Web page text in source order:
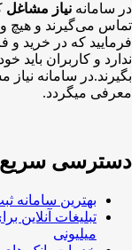
در سامانه نیاز مشاغل
تماس می‌گیرند و هیچ
فرمایید که در خرید
ندارد و کاربران باید
بگیرند.در سامانه
معرفی میگردد.
دسترسی سریع
بهترین سامانه
تبلیغات آنلاین
میلیونی